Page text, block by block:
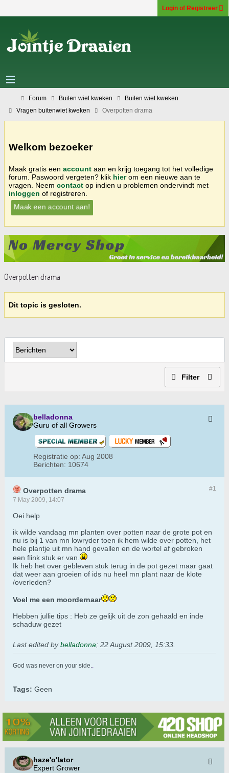
Login of Registreer
Forum Buiten wiet kweken
Buiten wiet kweken
Vragen buitenwiet kweken
Overpotten drama
Welkom bezoeker
Maak gratis een account aan en krijg toegang tot het volledige
forum. Paswoord vergeten? klik hierom een nieuwe aan te
vragen. Neem contact op indien u problemen ondervindt met
inloggen of registreren.
Maak een account aan!
Overpotten drama
Dit topic is gesloten.
Filter
belladonna
Guru of all Growers
Registratie op: Aug 2008
Berichten: 10674
#1
Overpotten drama
7 May 2009, 14:07
Oei help
ik wilde vandaag mn planten over potten naar de grote pot en
nu is bij 1 van mn lowryder toen ik hem wilde over potten, het
hele plantje uit mn hand gevallen en de wortel af gebroken
een flink stuk er van.
Ik heb het over gebleven stuk terug in de pot gezet maar gaat
dat weer aan groeien of ids nu heel mn plant naar de klote
/overleden?
Voel me een moordernaar
Hebben jullie tips : Heb ze gelijk uit de zon gehaald en inde
schaduw gezet
Last edited bybelladonna; 22 August 2009, 15:33
God was never on your side..
Tags: Geen
haze'o'lator
Expert Grower